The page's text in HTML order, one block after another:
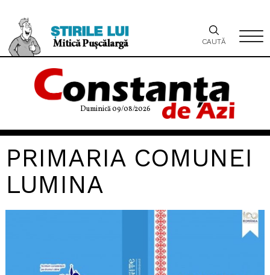
Duminică 09/08/2026
CAUTĂ
PRIMARIA COMUNEI
LUMINA